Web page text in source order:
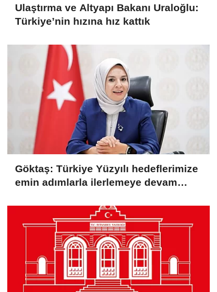
Ulaştırma ve Altyapı Bakanı Uraloğlu:
Türkiye’nin hızına hız kattık
Göktaş: Türkiye Yüzyılı hedeflerimize
emin adımlarla ilerlemeye devam